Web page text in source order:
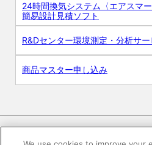
24時間換気システム〈エアスマー
簡易設計見積ソフト
R&Dセンター環境測定・分析サー
商品マスター申し込み